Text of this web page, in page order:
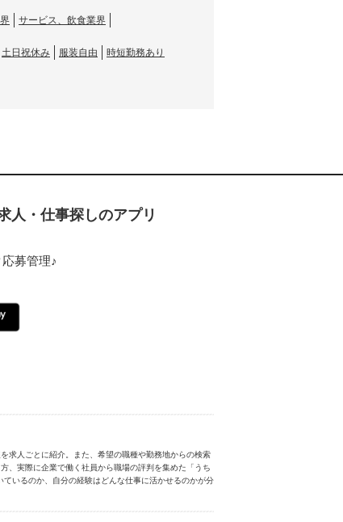
サービス、飲食業界
土日祝休み 服装自由
時短勤務あり
人・仕事探しのアプリ
募管理♪
求人ごとに紹介。また、希望の職種や勤務地からの検索
、実際に企業で働く社員から職場の評判を集めた「うち
いるのか、自分の経験はどんな仕事に活かせるのかが分